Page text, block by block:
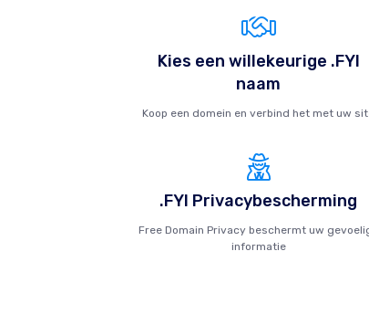
Kies een willekeurige .FYI
naam
Koop een domein en verbind het met uw
.FYI Privacybescherming
Free Domain Privacy beschermt uw
informatie